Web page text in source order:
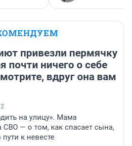
привезли пермячку
почти ничего о себе
вдруг она вам
на улицу». Мама
СВО — о том, как спасает сына,
к невесте